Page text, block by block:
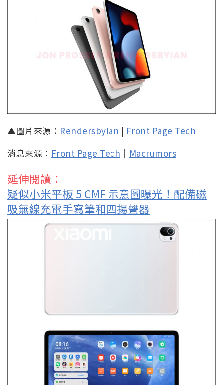
▲圖片來源： RendersbyIan | Front Page Tech
消息來源： Front Page Tech ｜ Macrumors
延伸閱讀：
疑似小米平板 5 CMF 示意圖曝光！配備磁
吸無線充電手寫筆和四揚聲器